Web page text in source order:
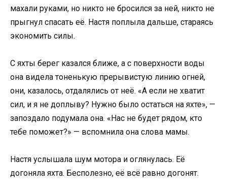
махали руками, но никто не бросился за ней, никто не
прыгнул спасать её. Настя поплыла дальше, стараясь
экономить силы.
С яхты берег казался ближе, а с поверхности воды
она видела тоненькую прерывистую линию огней,
они, казалось, отдалялись от неё. «А если не хватит
сил, и я не доплыву? Нужно было остаться на яхте», —
запоздало подумала она. «Нас не будет рядом, кто
тебе поможет?» — вспомнила она слова мамы.
Настя услышала шум мотора и оглянулась. Её
догоняла яхта. Бесполезно, её всё равно догонят.